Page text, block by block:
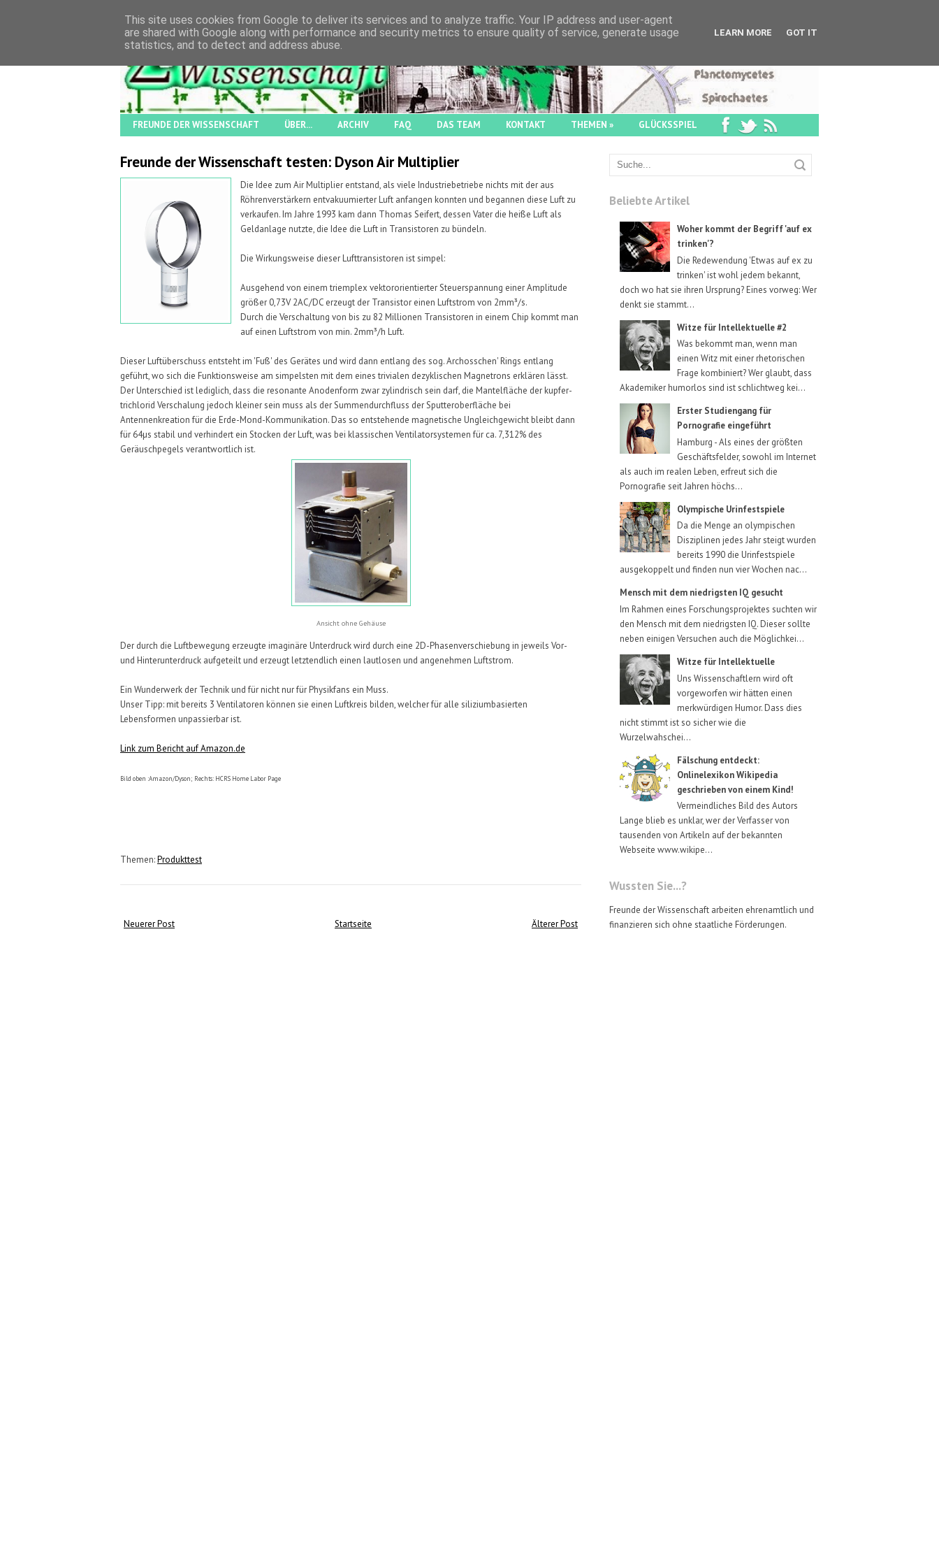
FREUNDE DER WISSENSCHAFT ÜBER... ARCHIV FAQ DAS TEAM KONTAKT THEMEN » GLÜCKSSPIEL
Freunde der Wissenschaft testen: Dyson Air Multiplier
Die Idee zum Air Multiplier entstand, als viele Industriebetriebe nichts mit der aus
Röhrenverstärkern entvakuumierter Luft anfangen konnten und begannen diese Luft zu
verkaufen. Im Jahre 1993 kam dann Thomas Seifert, dessen Vater die heiße Luft als
Geldanlage nutzte, die Idee die Luft in Transistoren zu bündeln.
Die Wirkungsweise dieser Lufttransistoren ist simpel:
Ausgehend von einem triemplex vektororientierter Steuerspannung einer Amplitude
größer 0,73V 2AC/DC erzeugt der Transistor einen Luftstrom von 2mm³/s.
Durch die Verschaltung von bis zu 82 Millionen Transistoren in einem Chip kommt man
auf einen Luftstrom von min. 2mm³/h Luft.
Dieser Luftüberschuss entsteht im 'Fuß' des Gerätes und wird dann entlang des sog. Archosschen' Rings entlang
geführt, wo sich die Funktionsweise am simpelsten mit dem eines trivialen dezyklischen Magnetrons erklären lässt.
Der Unterschied ist lediglich, dass die resonante Anodenform zwar zylindrisch sein darf, die Mantelfläche der kupfer-
trichlorid Verschalung jedoch kleiner sein muss als der Summendurchfluss der Sputteroberfläche bei
Antennenkreation für die Erde-Mond-Kommunikation. Das so entstehende magnetische Ungleichgewicht bleibt dann
für 64µs stabil und verhindert ein Stocken der Luft, was bei klassischen Ventilatorsystemen für ca. 7,312% des
Geräuschpegels verantwortlich ist.
Ansicht ohne Gehäuse
Der durch die Luftbewegung erzeugte imaginäre Unterdruck wird durch eine 2D-Phasenverschiebung in jeweils Vor-
und Hinterunterdruck aufgeteilt und erzeugt letztendlich einen lautlosen und angenehmen Luftstrom.
Ein Wunderwerk der Technik und für nicht nur für Physikfans ein Muss.
Unser Tipp: mit bereits 3 Ventilatoren können sie einen Luftkreis bilden, welcher für alle siliziumbasierten
Lebensformen unpassierbar ist.
Link zum Bericht auf Amazon.de
Bild oben :Amazon/Dyson; Rechts: HCRS Home Labor Page
Themen:Produkttest
Neuerer Post Älterer Post
Startseite
Beliebte Artikel
Woher kommt der Begriff 'auf ex
trinken'?
Die Redewendung 'Etwas auf ex zu
trinken' ist wohl jedem bekannt,
doch wo hat sie ihren Ursprung? Eines vorweg: Wer
denkt sie stammt...
Witze für Intellektuelle #2
Was bekommt man, wenn man
einen Witz mit einer rhetorischen
Frage kombiniert? Wer glaubt, dass
Akademiker humorlos sind ist schlichtweg kei...
Erster Studiengang für
Pornografie eingeführt
Hamburg - Als eines der größten
Geschäftsfelder, sowohl im Internet
als auch im realen Leben, erfreut sich die
Pornografie seit Jahren höchs...
Olympische Urinfestspiele
Da die Menge an olympischen
Disziplinen jedes Jahr steigt wurden
bereits 1990 die Urinfestspiele
ausgekoppelt und finden nun vier Wochen nac...
Mensch mit dem niedrigsten IQ gesucht
Im Rahmen eines Forschungsprojektes suchten wir
den Mensch mit dem niedrigsten IQ. Dieser sollte
neben einigen Versuchen auch die Möglichkei...
Witze für Intellektuelle
Uns Wissenschaftlern wird oft
vorgeworfen wir hätten einen
merkwürdigen Humor. Dass dies
nicht stimmt ist so sicher wie die
Wurzelwahschei...
Fälschung entdeckt:
Onlinelexikon Wikipedia
geschrieben von einem Kind!
Vermeindliches Bild des Autors
Lange blieb es unklar, wer der Verfasser von
tausenden von Artikeln auf der bekannten
Webseite www.wikipe...
Wussten Sie...?
Freunde der Wissenschaft arbeiten ehrenamtlich und
finanzieren sich ohne staatliche Förderungen.
This site uses cookies from Google to deliver its services and to analyze traffic. Your IP address and user-agent
are shared with Google along with performance and security metrics to ensure quality of service, generate usage
statistics, and to detect and address abuse.
LEARN MORE GOT IT